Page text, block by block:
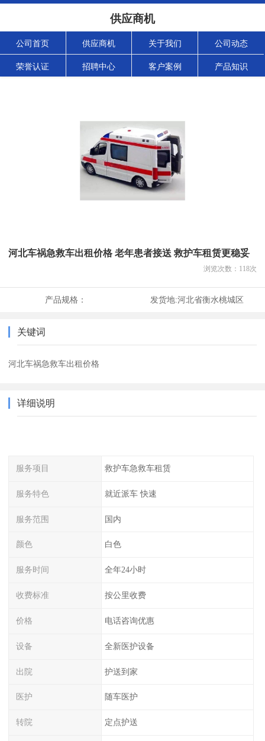
供应商机
公司首页 供应商机 关于我们 公司动态
荣誉认证 招聘中心 客户案例 产品知识
河北车祸急救车出租价格 老年患者接送 救护车租赁更稳妥
浏览次数： 118次
产品规格： 发货地:河北省衡水桃城区
关键词
河北车祸急救车出租价格
详细说明
服务项目 救护车急救车租赁
服务特色 就近派车 快速
服务范围 国内
颜色 白色
服务时间 全年24小时
收费标准 按公里收费
价格 电话咨询优惠
设备 全新医护设备
出院 护送到家
医护 随车医护
转院 定点护送